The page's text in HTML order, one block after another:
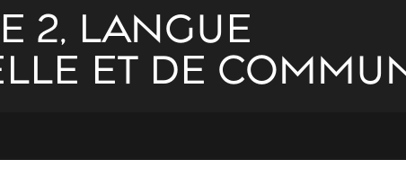
2, LANGUE
ET DE